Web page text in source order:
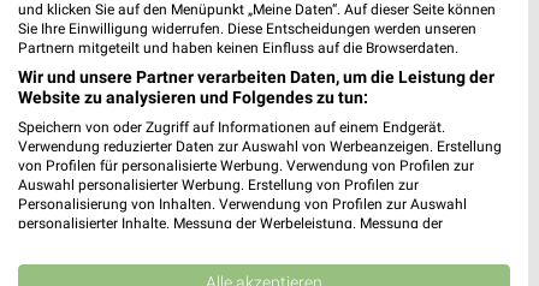
Müller Prospekt für Bad Reichenhall ab
und klicken Sie auf den Menüpunkt „Meine Daten“. Auf dieser Seite können
Sie Ihre Einwilligung widerrufen. Diese Entscheidungen werden unseren
Partnern mitgeteilt und haben keinen Einfluss auf die Browserdaten.
Wir und unsere Partner verarbeiten Daten, um die Leistung der
Website zu analysieren und Folgendes zu tun:
Speichern von oder Zugriff auf Informationen auf einem Endgerät.
Verwendung reduzierter Daten zur Auswahl von Werbeanzeigen. Erstellung
von Profilen für personalisierte Werbung. Verwendung von Profilen zur
Auswahl personalisierter Werbung. Erstellung von Profilen zur
Personalisierung von Inhalten. Verwendung von Profilen zur Auswahl
personalisierter Inhalte. Messung der Werbeleistung. Messung der
Kombinationen von Daten aus verschiedenen Quellen. Entwicklung und
Verbesserung der Angebote. Verwendung reduzierter Daten zur Auswahl